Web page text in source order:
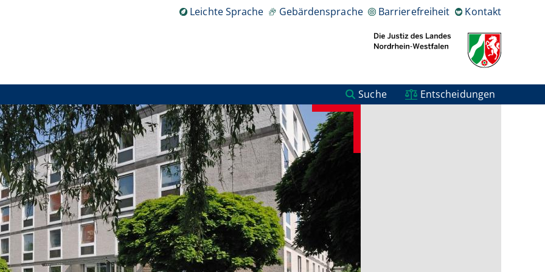
Leichte Sprache Gebärdensprache Barrierefreiheit Kontakt
Suche Entscheidungen